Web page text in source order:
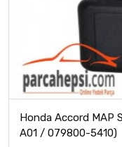
Honda Accord MAP
A01 / 079800-5410)